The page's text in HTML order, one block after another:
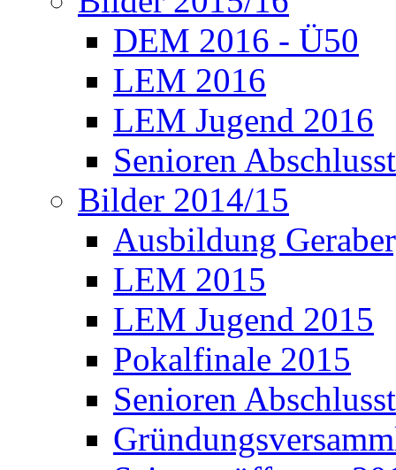
DEM 2016 - Ü50
LEM 2016
LEM Jugend 2016
Senioren
Bilder 2014/15
Ausbildung
LEM 2015
LEM Jugend 2015
Pokalfinale 2015
Senioren